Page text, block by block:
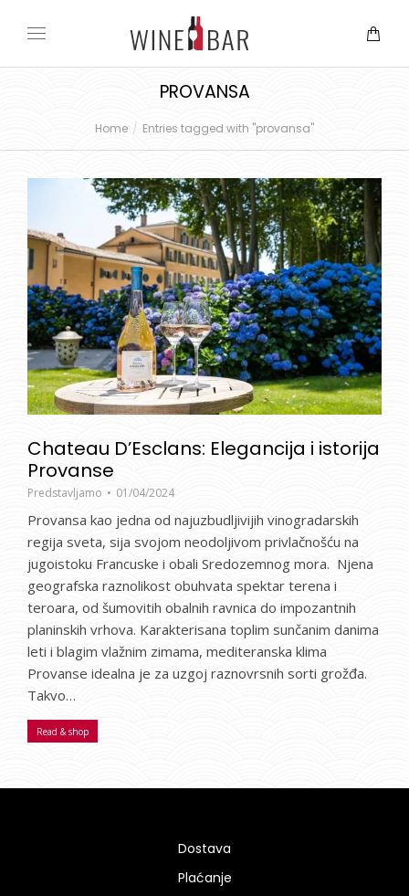
PROVANSA
You are here:Home Entries tagged with "provansa"
Chateau D’Esclans: Elegancija i istorija
Provanse
Predstavljamo 01/04/2024
Provansa kao jedna od najuzbudljivijih vinogradarskih
regija sveta, sija svojom neodoljivom privlačnošću na
jugoistoku Francuske i obali Sredozemnog mora. Njena
geografska raznolikost obuhvata spektar terena i
teroara, od šumovitih obalnih ravnica do impozantnih
planinskih vrhova. Karakterisana toplim sunčanim danima
leti i blagim vlažnim zimama, mediteranska klima
Provanse idealna je za uzgoj raznovrsnih sorti grožđa.
Takvo…
Read & shop
Dostava
Plaćanje